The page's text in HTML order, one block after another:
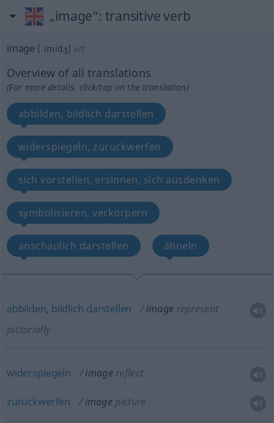
„image“: transitive verb
image [ˈimidʒ] v/t
Overview of all translations
(For more details, click/tap on the translation)
abbilden, bildlich darstellen
widerspiegeln, zurückwerfen
sich vorstellen, ersinnen, sich ausdenken
symbolisieren, verkörpern
anschaulich darstellen ähneln
abbilden, bildlich darstellen image represent
pictorially
widerspiegeln image reflect
zurückwerfen image picture